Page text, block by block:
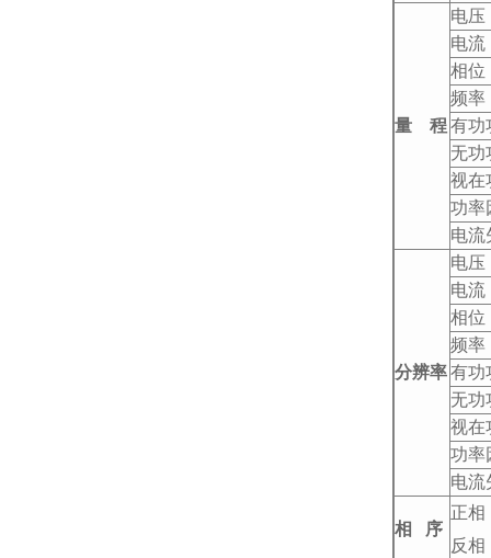
量 程
电压
电流
相位
频率
有功
无功
视在
功率
电流
分辨率
电压
电流
相位
频率
有功
无功
视在
功率
电流
相 序
正相
反